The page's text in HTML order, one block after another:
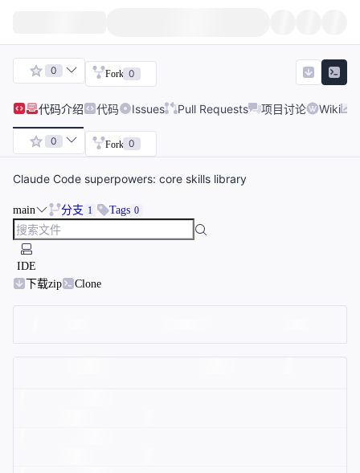
0 Fork 0
代码介绍 代码 Issues Pull Requests 项目讨论 Wiki
0 Fork 0
Claude Code superpowers: core skills library
main 分支 1 Tags 0
IDE
下载zip
Clone